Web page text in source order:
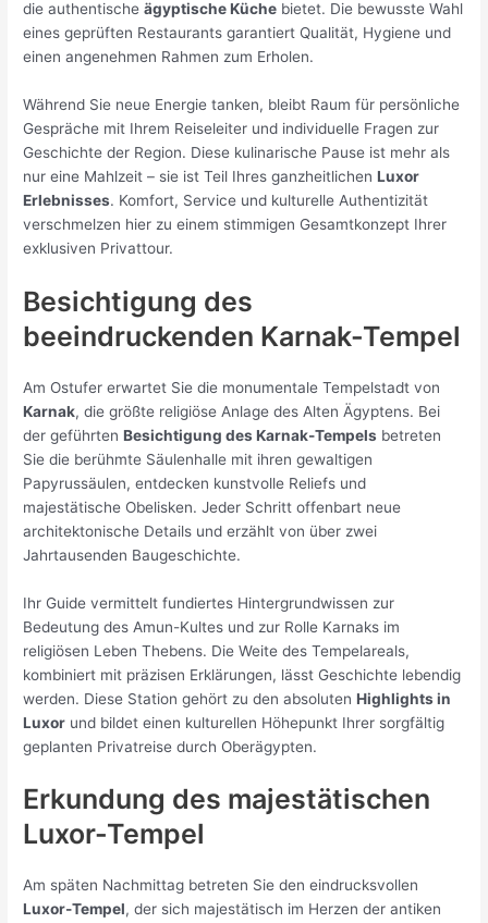
die authentischeägyptische Küche bietet. Die bewusste Wahl
eines geprüften Restaurants garantiert Qualität, Hygiene und
einen angenehmen Rahmen zum Erholen.
Während Sie neue Energie tanken, bleibt Raum für persönliche
Gespräche mit Ihrem Reiseleiter und individuelle Fragen zur
Geschichte der Region. Diese kulinarische Pause ist mehr als
nur eine Mahlzeit – sie ist Teil Ihres ganzheitlichenLuxor
Erlebnisses. Komfort, Service und kulturelle Authentizität
verschmelzen hier zu einem stimmigen Gesamtkonzept Ihrer
exklusiven Privattour.
Besichtigung des
beeindruckenden Karnak-Tempel
Am Ostufer erwartet Sie die monumentale Tempelstadt von
Karnak, die größte religiöse Anlage des Alten Ägyptens. Bei
der geführtenBesichtigung des Karnak-Tempels betreten
Sie die berühmte Säulenhalle mit ihren gewaltigen
Papyrussäulen, entdecken kunstvolle Reliefs und
majestätische Obelisken. Jeder Schritt offenbart neue
architektonische Details und erzählt von über zwei
Jahrtausenden Baugeschichte.
Ihr Guide vermittelt fundiertes Hintergrundwissen zur
Bedeutung des Amun-Kultes und zur Rolle Karnaks im
religiösen Leben Thebens. Die Weite des Tempelareals,
kombiniert mit präzisen Erklärungen, lässt Geschichte lebendig
werden. Diese Station gehört zu den absolutenHighlights in
Luxor und bildet einen kulturellen Höhepunkt Ihrer sorgfältig
geplanten Privatreise durch Oberägypten.
Erkundung des majestätischen
Luxor-Tempel
Am späten Nachmittag betreten Sie den eindrucksvollen
Luxor-Tempel, der sich majestätisch im Herzen der antiken